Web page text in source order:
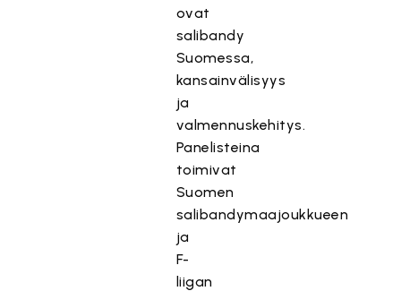
ovat
salibandy
Suomessa,
kansainvälisyys
ja
valmennuskehitys.
Panelisteina
toimivat
Suomen
salibandymaajoukkueen
ja
F-
liigan